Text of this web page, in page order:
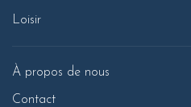
Loisir
À propos de nous
Contact